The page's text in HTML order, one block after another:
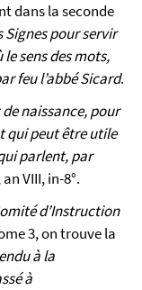
dans la seconde
Signes pour servir
sens des mots,
feu l’abbé Sicard.
naissance, pour
qui peut être utile
parlent, par
VIII, in-8°.
d’Instruction
3, on trouve la
à la
à